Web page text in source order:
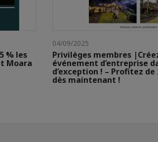
% les
Moara
04/09/2025
Privilèges membres
événement d’entreprise
d’exception ! – Profitez de
dès maintenant !